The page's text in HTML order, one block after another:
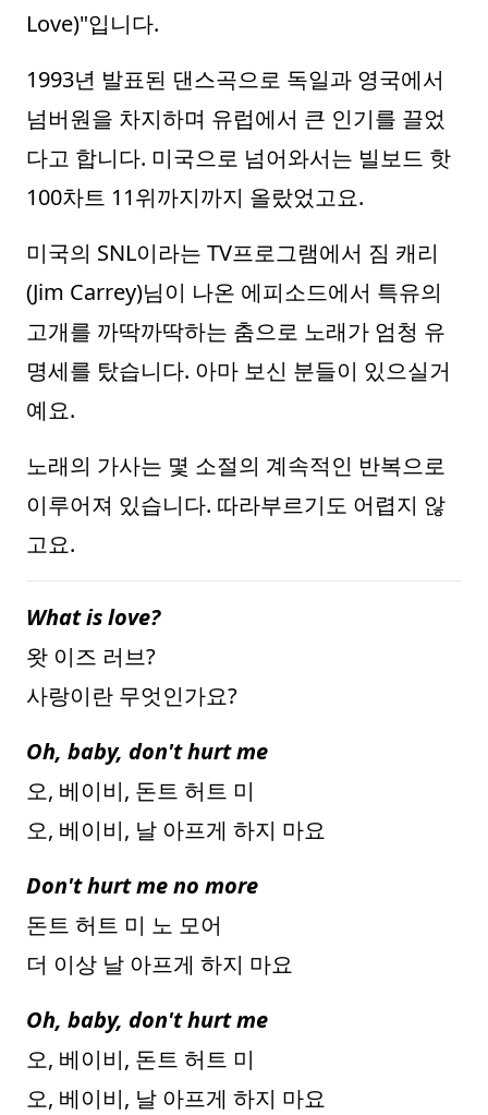
Love)"입니다.
1993년 발표된 댄스곡으로 독일과 영국에서
넘버원을 차지하며 유럽에서 큰 인기를 끌었
다고 합니다. 미국으로 넘어와서는 빌보드 핫
100차트 11위까지까지 올랐었고요.
미국의 SNL이라는 TV프로그램에서 짐 캐리
(Jim Carrey)님이 나온 에피소드에서 특유의
고개를 까딱까딱하는 춤으로 노래가 엄청 유
명세를 탔습니다. 아마 보신 분들이 있으실거
예요.
노래의 가사는 몇 소절의 계속적인 반복으로
이루어져 있습니다. 따라부르기도 어렵지 않
고요.
What is love?
왓 이즈 러브?
사랑이란 무엇인가요?
Oh, baby, don't hurt me
오, 베이비, 돈트 허트 미
오, 베이비, 날 아프게 하지 마요
Don't hurt me no more
돈트 허트 미 노 모어
더 이상 날 아프게 하지 마요
Oh, baby, don't hurt me
오, 베이비, 돈트 허트 미
오, 베이비, 날 아프게 하지 마요